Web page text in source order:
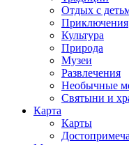
Отдых с
Приключения
Культура
Природа
Музеи
Развлечения
Необычные
Святыни и
Карта
Карты